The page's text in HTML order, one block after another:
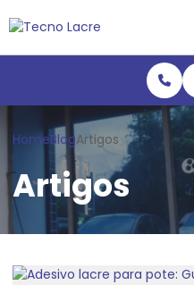
HomeBlogArtigos
Artigos